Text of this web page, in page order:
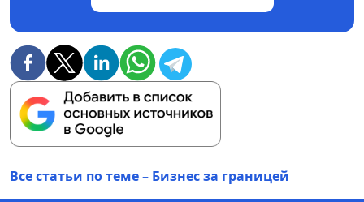
Все статьи по теме – Бизнес за границей